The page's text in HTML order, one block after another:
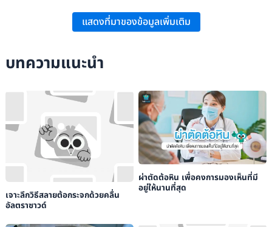
American Academy of Ophthalmology:“What Is Glaucoma?”
แสดงที่มาของข้อมูลเพิ่มเติม
บทความแนะนำ
เจาะลึกวิธีสลายต้อกระจกด้วยคลื่น
อัลตราซาวด์
ผ่าตัดต้อหิน เพื่อคงการมองเห็นที่มี
อยู่ให้นานที่สุด